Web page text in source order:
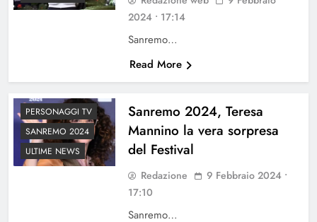
2024 • 17:14
Sanremo…
Read More
PERSONAGGI TV
SANREMO 2024
ULTIME NEWS
Sanremo 2024, Teresa
Mannino la vera sorpresa
del Festival
Redazione
9 Febbraio 2024 •
17:10
Sanremo…